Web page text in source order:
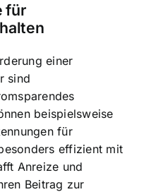
für
einer
sind
beispielsweise
für
effizient mit
Anreize und
Beitrag zur